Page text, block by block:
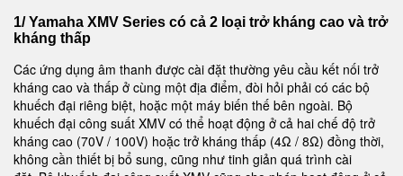
1/ Yamaha XMV Series có cả 2 loại trở kháng cao và trở
kháng thấp
Các ứng dụng âm thanh được cài đặt thường yêu cầu kết nối trở
kháng cao và thấp ở cùng một địa điểm, đòi hỏi phải có các bộ
khuếch đại riêng biệt, hoặc một máy biến thế bên ngoài. Bộ
khuếch đại công suất XMV có thể hoạt động ở cả hai chế độ trở
kháng cao (70V / 100V) hoặc trở kháng thấp (4Ω / 8Ω) đồng thời,
không cần thiết bị bổ sung, cũng như tinh giản quá trình cài